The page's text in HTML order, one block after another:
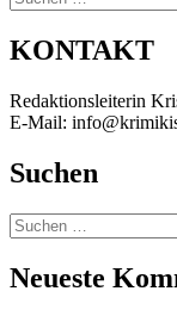
nach:
KONTAKT
Redaktionsleiterin
E-Mail:
Suchen
Suchen
nach:
Neueste